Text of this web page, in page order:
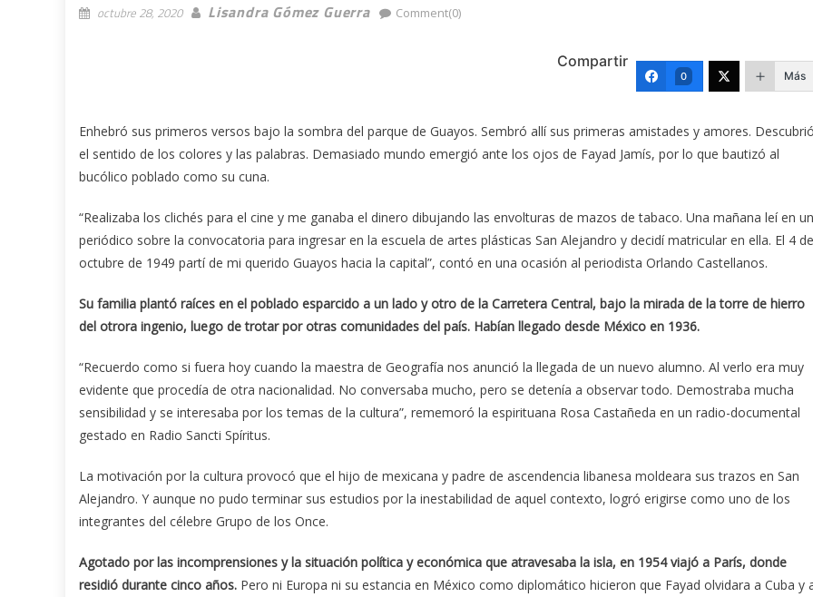
octubre 28, 2020 Lisandra Gómez Guerra Comment(0)
Compartir
0 Más
Enhebró sus primeros versos bajo la sombra del parque de Guayos. Sembró allí sus primeras amistades y amores.
el sentido de los colores y las palabras. Demasiado mundo emergió ante los ojos de Fayad Jamís, por lo que bautizó al
bucólico poblado como su cuna.
“Realizaba los clichés para el cine y me ganaba el dinero dibujando las envolturas de mazos de tabaco. Una mañana leí en un
periódico sobre la convocatoria para ingresar en la escuela de artes plásticas San Alejandro y decidí matricular en ella. El 4 de
octubre de 1949 partí de mi querido Guayos hacia la capital”, contó en una ocasión al periodista Orlando Castellanos.
Su familia plantó raíces en el poblado esparcido a un lado y otro de la Carretera Central, bajo la mirada de la torre de hierro
del otrora ingenio, luego de trotar por otras comunidades del país. Habían llegado desde México en 1936.
“Recuerdo como si fuera hoy cuando la maestra de Geografía nos anunció la llegada de un nuevo alumno. Al verlo era muy
evidente que procedía de otra nacionalidad. No conversaba mucho, pero se detenía a observar todo. Demostraba mucha
sensibilidad y se interesaba por los temas de la cultura”, rememoró la espirituana Rosa Castañeda en un radio-documental
gestado en Radio Sancti Spíritus.
La motivación por la cultura provocó que el hijo de mexicana y padre de ascendencia libanesa moldeara sus trazos en San
Alejandro. Y aunque no pudo terminar sus estudios por la inestabilidad de aquel contexto, logró erigirse como uno de los
integrantes del célebre Grupo de los Once.
Agotado por las incomprensiones y la situación política y económica que atravesaba la isla, en 1954 viajó a París, donde
residió durante cinco años. Pero ni Europa ni su estancia en México como diplomático hicieron que Fayad olvidara a Cuba y